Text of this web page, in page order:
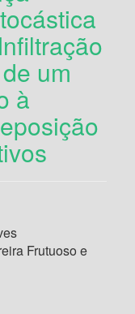
um
à
Frutuoso e